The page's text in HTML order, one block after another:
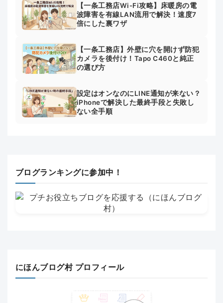
【一条工務店Wi-Fi攻略】床暖房の電
波障害を有線LAN流用で解決！速度7
倍にした裏ワザ
【一条工務店】外壁に穴を開けず防犯
カメラを後付け！Tapo C460と純正
の選び方
設定はオンなのにLINE通知が来ない？
iPhoneで解決した最終手段と失敗し
ない全手順
ブログランキングに参加中！
にほんブログ村 プロフィール